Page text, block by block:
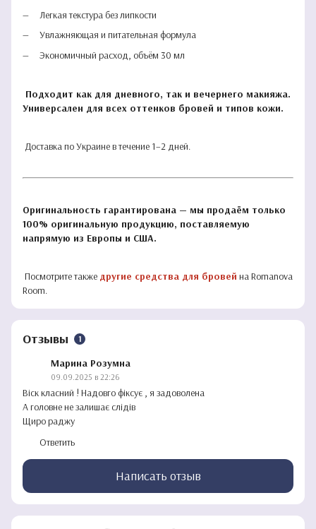
Легкая текстура без липкости
Увлажняющая и питательная формула
Экономичный расход, объём 30 мл
Подходит как для дневного, так и вечернего макияжа.
Универсален для всех оттенков бровей и типов кожи.
Доставка по Украине в течение 1–2 дней.
Оригинальность гарантирована — мы продаём только
100% оригинальную продукцию, поставляемую
напрямую из Европы и США.
Посмотрите также другие средства для бровей на Romanova
Room.
Отзывы 1
Марина Розумна
09.09.2025 в 22:26
Віск класний ! Надовго фіксує , я задоволена
А головне не залишає слідів
Щиро раджу
Ответить
Написать отзыв